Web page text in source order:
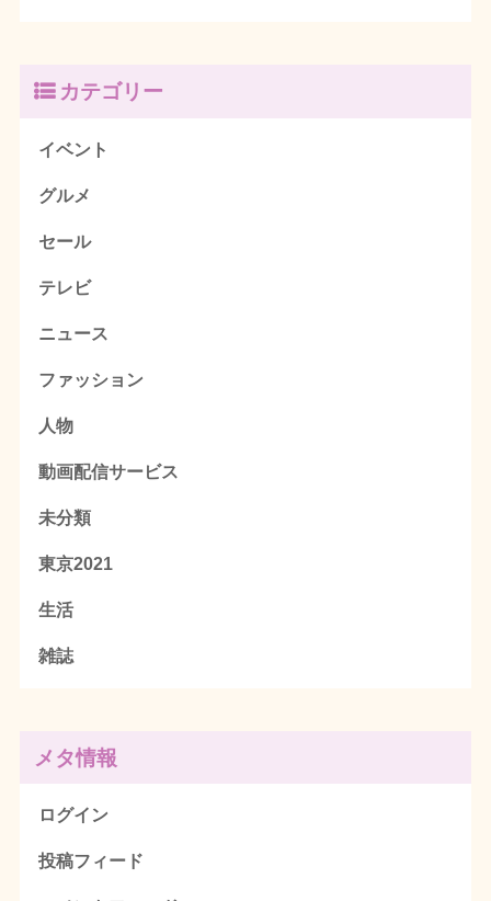
カテゴリー
イベント
グルメ
セール
テレビ
ニュース
ファッション
人物
動画配信サービス
未分類
東京2021
生活
雑誌
メタ情報
ログイン
投稿フィード